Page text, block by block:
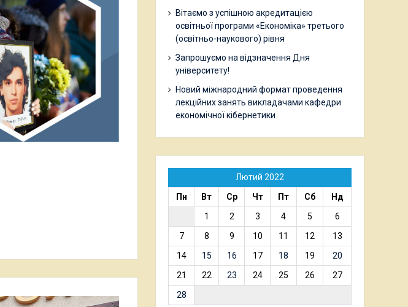
Вітаємо з успішною акредитацією
освітньої програми «Економіка» третього
(освітньо-наукового) рівня
Запрошуємо на відзначення Дня
університету!
Новий міжнародний формат проведення
лекційних занять викладачами кафедри
економічної кібернетики
Лютий 2022
Пн
Вт Ср Чт Пт Сб
Нд
1
2 3 4 5
6
7
8 9 10 11 12
13
14
15 16 17 18 19
20
21
22 23 24 25 26
27
28